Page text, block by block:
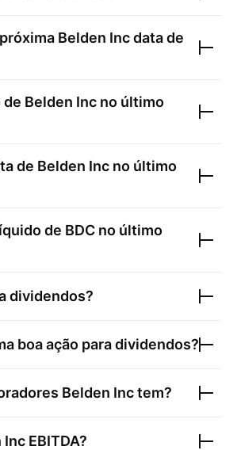
Belden Incdata de
de Belden Inc no último
de Belden Inc no último
de BDC no último
dividendos?
boa ação para dividendos?
Belden Inctem?
Inc EBITDA?